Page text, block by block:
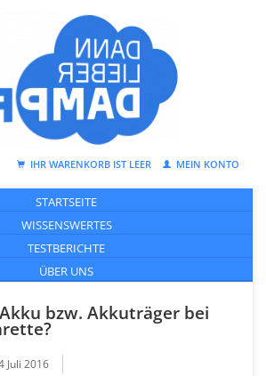
IHR WARENKORB IST LEER MEIN KONTO
STARTSEITE
WISSENSWERTES
TESTBERICHTE
ÜBER UNS
bzw. Akkuträger bei
Juli 2016